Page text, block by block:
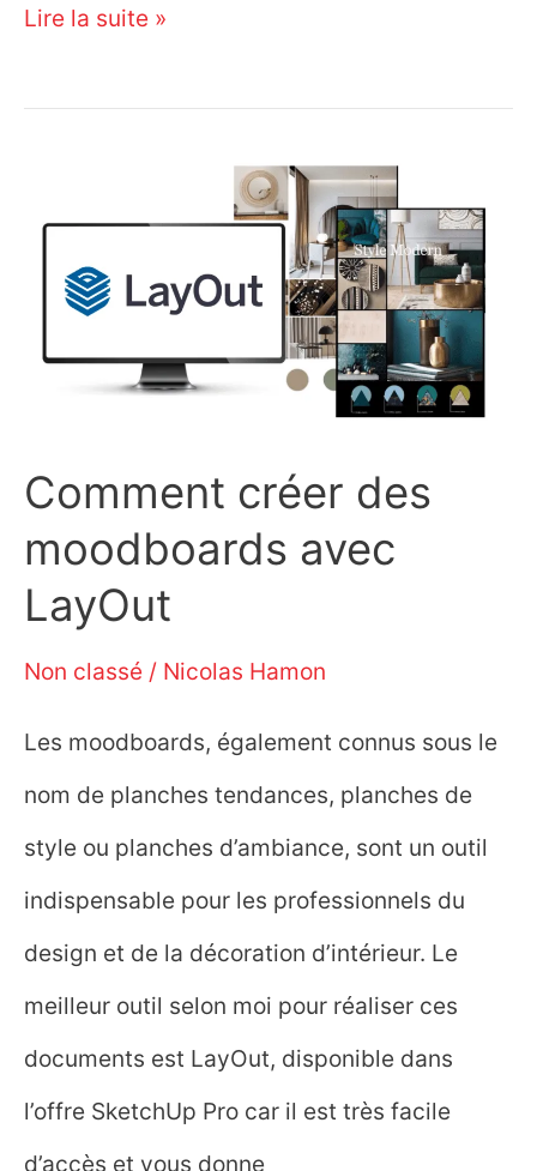
SketchUp
révolution
pour
Lire la suite »
Comment créer des
moodboards avec
LayOut
Non classé / Nicolas Hamon
Les moodboards, également connus sous le
nom de planches tendances, planches de
style ou planches d’ambiance, sont un outil
indispensable pour les professionnels du
design et de la décoration d’intérieur. Le
meilleur outil selon moi pour réaliser ces
documents est LayOut, disponible dans
l’offre SketchUp Pro car il est très facile
d’accès et vous donne